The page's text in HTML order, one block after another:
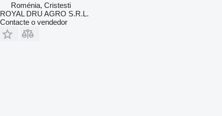
Roménia, Cristesti
ROYAL DRU AGRO S.R.L.
Contacte o vendedor